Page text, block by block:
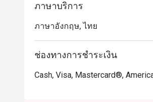
เฉพาะซัมเมอร์ พาเลซ เมนูห้ามพ
บุฟเฟต์ติ่มซำพรีเมียม ที่มีทั้งฮะเก๋า
ส่วนตัว ส่วนนักท่องเที่ยวจะประทั
ภาษาบริการ
ภาษาอังกฤษ, ไทย
ช่องทางการชำระเงิน
Cash, Visa, Mastercard®,